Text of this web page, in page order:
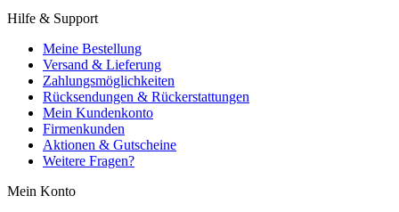
Hilfe & Support
Meine Bestellung
Versand & Lieferung
Zahlungsmöglichkeiten
Rücksendungen & Rückerstattungen
Mein Kundenkonto
Firmenkunden
Aktionen & Gutscheine
Weitere Fragen?
Mein Konto